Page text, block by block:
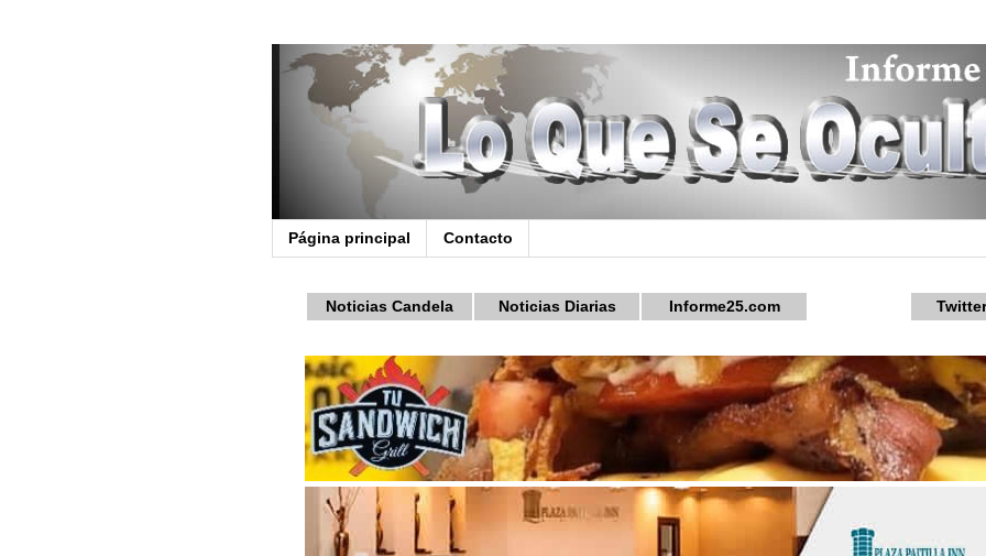
Página principal Contacto
Noticias Candela Noticias Diarias Informe25.com